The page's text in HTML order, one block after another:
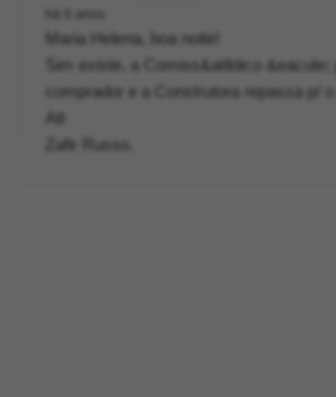
há 6 anos
Maria Helena, boa noite!
Sim existe, a Comiss&atilde;o &eacute;
comprador e a Construtora repassa p/ o
Att
Zafir Russo.